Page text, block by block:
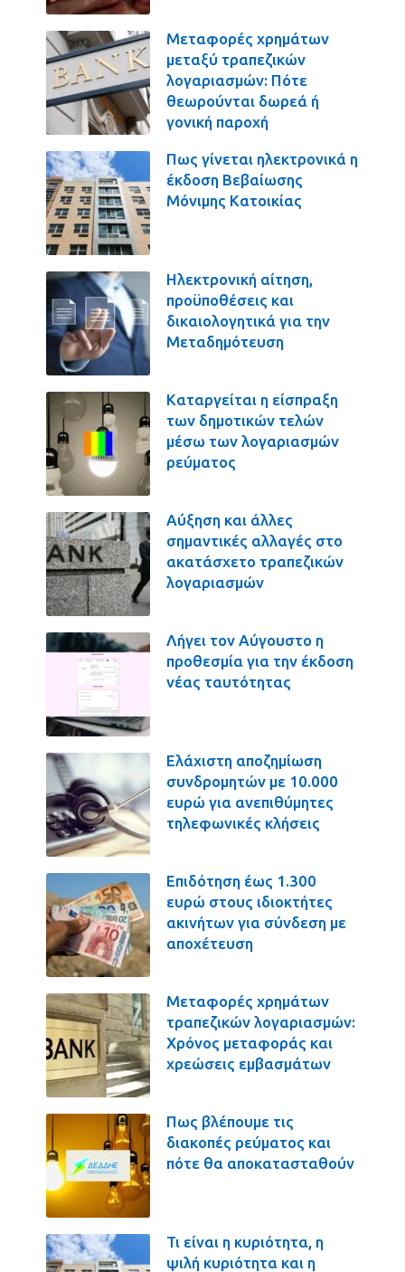
Μεταφορές χρημάτων
μεταξύ τραπεζικών
λογαριασμών: Πότε
θεωρούνται δωρεά ή
γονική παροχή
Πως γίνεται ηλεκτρονικά η
έκδοση Βεβαίωσης
Μόνιμης Κατοικίας
Ηλεκτρονική αίτηση,
προϋποθέσεις και
δικαιολογητικά για την
Μεταδημότευση
Καταργείται η είσπραξη
των δημοτικών τελών
μέσω των λογαριασμών
ρεύματος
Αύξηση και άλλες
σημαντικές αλλαγές στο
ακατάσχετο τραπεζικών
λογαριασμών
Λήγει τον Αύγουστο η
προθεσμία για την έκδοση
νέας ταυτότητας
Ελάχιστη αποζημίωση
συνδρομητών με 10.000
ευρώ για ανεπιθύμητες
τηλεφωνικές κλήσεις
Επιδότηση έως 1.300
ευρώ στους ιδιοκτήτες
ακινήτων για σύνδεση με
αποχέτευση
Μεταφορές χρημάτων
τραπεζικών λογαριασμών:
Χρόνος μεταφοράς και
χρεώσεις εμβασμάτων
Πως βλέπουμε τις
διακοπές ρεύματος και
πότε θα αποκατασταθούν
Τι είναι η κυριότητα, η
ψιλή κυριότητα και η